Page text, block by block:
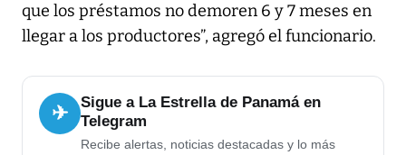
que los préstamos no demoren 6 y 7 meses en
llegar a los productores”, agregó el funcionario.
✈
Sigue a La Estrella de Panamá en
Telegram
Recibe alertas, noticias destacadas y lo más